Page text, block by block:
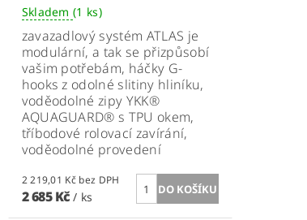
Skladem(1 ks)
zavazadlový systém ATLAS je
modulární, a tak se přizpůsobí
vašim potřebám, háčky G-
hooks z odolné slitiny hliníku,
voděodolné zipy YKK®
AQUAGUARD® s TPU okem,
tříbodové rolovací zavírání,
voděodolné provedení
2 219,01 Kč bez DPH
2 685 Kč/ ks